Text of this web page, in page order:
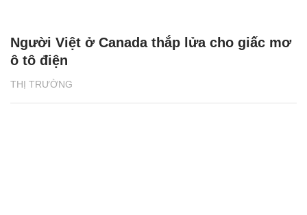
THỊ TRƯỜNG
Người Việt ở Canada thắp lửa cho giấc mơ
ô tô điện